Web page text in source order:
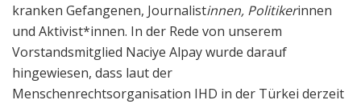
kranken Gefangenen, Journalistinnen, Politikerinnen
und Aktivist*innen. In der Rede von unserem
Vorstandsmitglied Naciye Alpay wurde darauf
hingewiesen, dass laut der
Menschenrechtsorganisation IHD in der Türkei derzeit